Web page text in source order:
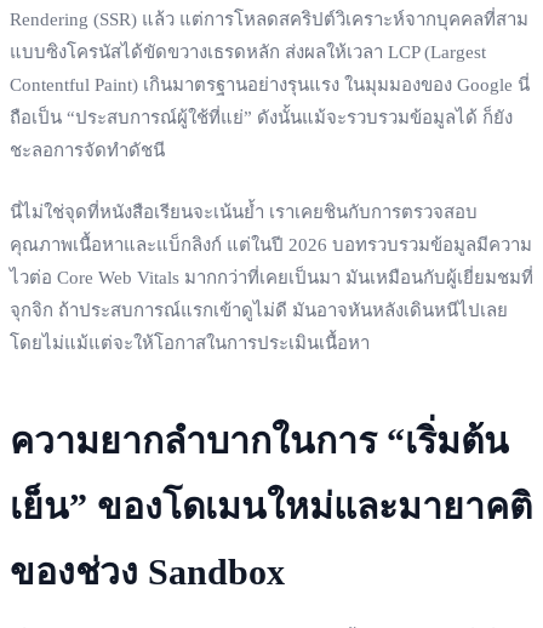
Rendering (SSR) แล้ว แต่การโหลดสคริปต์วิเคราะห์จากบุคคลที่สาม
แบบซิงโครนัสได้ขัดขวางเธรดหลัก ส่งผลให้เวลา LCP (Largest
Contentful Paint) เกินมาตรฐานอย่างรุนแรง ในมุมมองของ Google นี่
ถือเป็น “ประสบการณ์ผู้ใช้ที่แย่” ดังนั้นแม้จะรวบรวมข้อมูลได้ ก็ยัง
ชะลอการจัดทำดัชนี
นี่ไม่ใช่จุดที่หนังสือเรียนจะเน้นย้ำ เราเคยชินกับการตรวจสอบ
คุณภาพเนื้อหาและแบ็กลิงก์ แต่ในปี 2026 บอทรวบรวมข้อมูลมีความ
ไวต่อ Core Web Vitals มากกว่าที่เคยเป็นมา มันเหมือนกับผู้เยี่ยมชมที่
จุกจิก ถ้าประสบการณ์แรกเข้าดูไม่ดี มันอาจหันหลังเดินหนีไปเลย
โดยไม่แม้แต่จะให้โอกาสในการประเมินเนื้อหา
ความยากลำบากในการ “เริ่มต้น
เย็น” ของโดเมนใหม่และมายาคติ
ของช่วง Sandbox